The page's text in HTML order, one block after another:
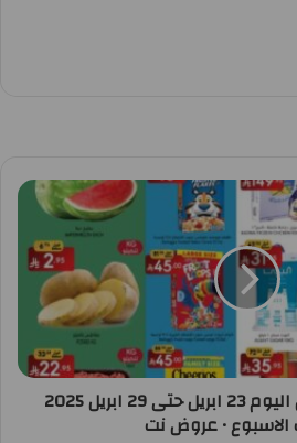
عروض مانويل الرياض اليوم 23 ابريل حتى 29 ابريل 2025
• عروض نت